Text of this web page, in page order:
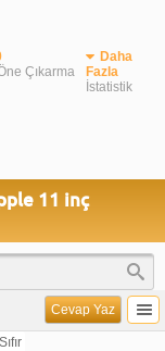
Çıkarma
Daha
Fazla
İstatistik
11 inç
Cevap Yaz